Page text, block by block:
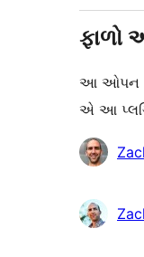
ફાળો
આ ઓપન
એ આ
ફાળો